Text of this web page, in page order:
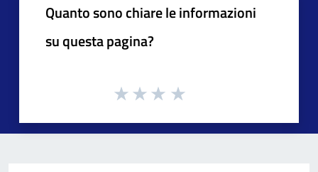
Quanto sono chiare le informazioni
su questa pagina?